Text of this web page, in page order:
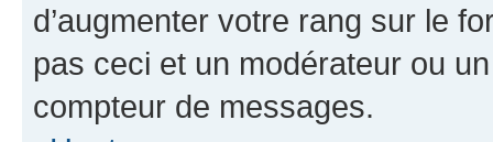
d’augmenter votre rang sur le
pas ceci et un modérateur ou
compteur de messages.